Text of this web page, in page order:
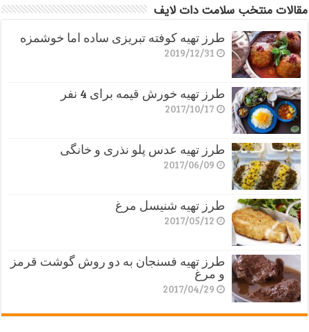
مقالات منتخب سلامت دات لایف
طرز تهیه کوفته تبریزی ساده اما خوشمزه
2019/12/31
طرز تهیه خورش قیمه برای 4 نفر
2017/10/17
طرز تهیه عدس پلو نذری و خانگی
2017/06/09
طرز تهیه شنیسل مرغ
2017/05/12
طرز تهیه فسنجان به دو روش گوشت قرمز
و مرغ
2017/04/29